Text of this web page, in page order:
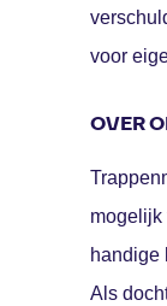
voor
OVER
mogelijk
handige
Als